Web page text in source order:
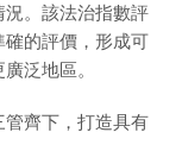
。該法治指數評
的評價，形成可
泛地區。
齊下，打造具有